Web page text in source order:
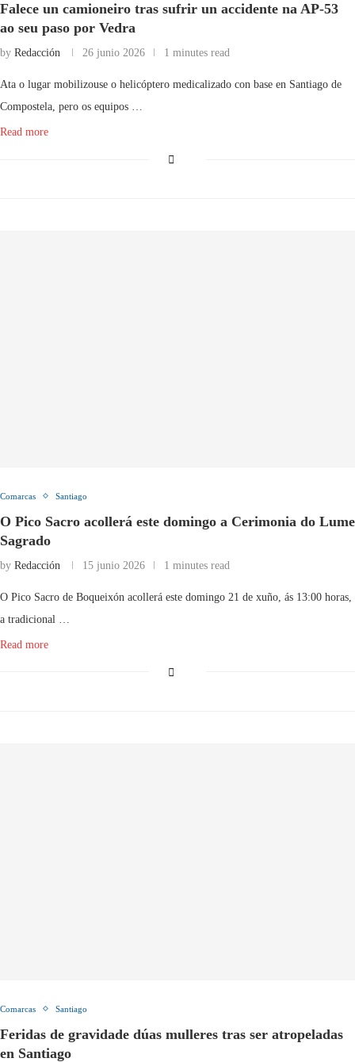
Falece un camioneiro tras sufrir un accidente na AP-53
ao seu paso por Vedra
by Redacción 26 junio 2026 1 minutes read
Ata o lugar mobilizouse o helicóptero medicalizado con base en Santiago de
Compostela, pero os equipos …
Read more
Comarcas Santiago
O Pico Sacro acollerá este domingo a Cerimonia do Lume
Sagrado
by Redacción 15 junio 2026 1 minutes read
O Pico Sacro de Boqueixón acollerá este domingo 21 de xuño, ás 13:00 horas,
a tradicional …
Read more
Comarcas Santiago
Feridas de gravidade dúas mulleres tras ser atropeladas
en Santiago